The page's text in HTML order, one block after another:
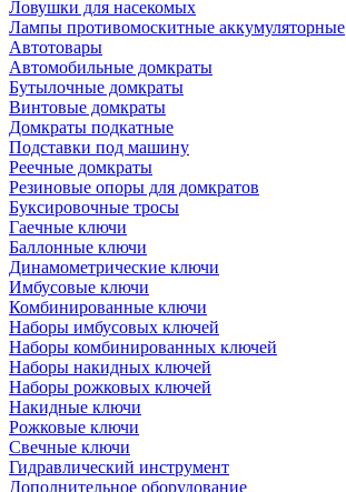
Ловушки для насекомых
Лампы противомоскитные аккумуляторные
Автотовары
Автомобильные домкраты
Бутылочные домкраты
Винтовые домкраты
Домкраты подкатные
Подставки под машину
Реечные домкраты
Резиновые опоры для домкратов
Буксировочные тросы
Гаечные ключи
Баллонные ключи
Динамометрические ключи
Имбусовые ключи
Комбинированные ключи
Наборы имбусовых ключей
Наборы комбинированных ключей
Наборы накидных ключей
Наборы рожковых ключей
Накидные ключи
Рожковые ключи
Свечные ключи
Гидравлический инструмент
Дополнительное оборудование